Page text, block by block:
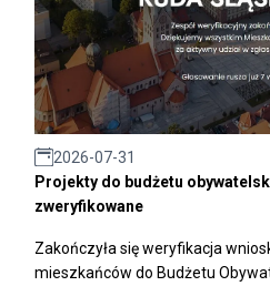
2026-07-31
Projekty do budżetu
zweryfikowane
Zakończyła się weryfikacja
mieszkańców do Budżetu